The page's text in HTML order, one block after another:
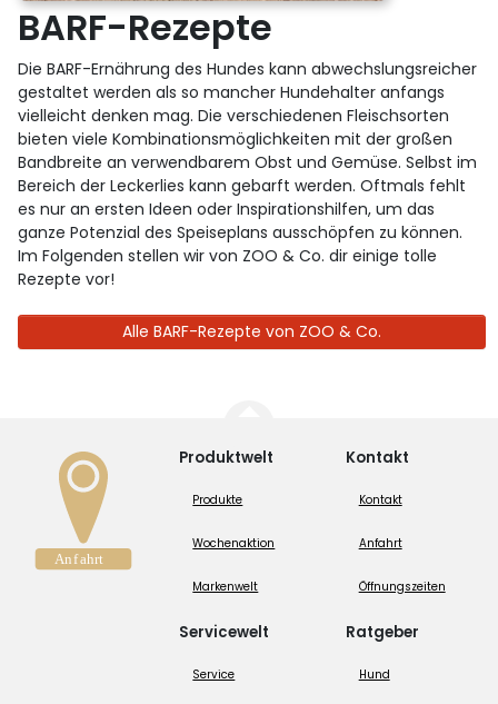
BARF-Rezepte
Die BARF-Ernährung des Hundes kann abwechslungsreicher
gestaltet werden als so mancher Hundehalter anfangs
vielleicht denken mag. Die verschiedenen Fleischsorten
bieten viele Kombinationsmöglichkeiten mit der großen
Bandbreite an verwendbarem Obst und Gemüse. Selbst im
Bereich der Leckerlies kann gebarft werden. Oftmals fehlt
es nur an ersten Ideen oder Inspirationshilfen, um das
ganze Potenzial des Speiseplans ausschöpfen zu können.
Im Folgenden stellen wir von ZOO & Co. dir einige tolle
Rezepte vor!
Alle BARF-Rezepte von ZOO & Co.
Produktwelt
Produkte
Wochenaktion
Markenwelt
Servicewelt
Service
Kontakt
Kontakt
Anfahrt
Öffnungszeiten
Ratgeber
Hund